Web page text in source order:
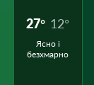
27° 12°
Ясно і
безхмарно